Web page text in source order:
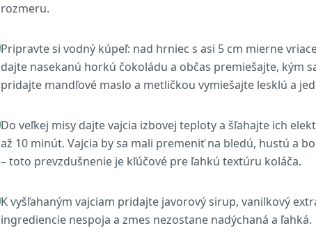
rozmeru.
Pripravte si vodný kúpeľ: nad hrniec s asi 5 cm mierne
dajte nasekanú horkú čokoládu a občas premiešajte, kým
pridajte mandľové maslo a metličkou vymiešajte lesklú a
Do veľkej misy dajte vajcia izbovej teploty a šľahajte ich
až 10 minút. Vajcia by sa mali premeniť na bledú, hustú a
– toto prevzdušnenie je kľúčové pre ľahkú textúru koláča.
K vyšľahaným vajciam pridajte javorový sirup, vanilkový
ingrediencie nespoja a zmes nezostane nadýchaná a ľahká.